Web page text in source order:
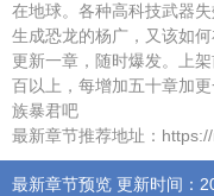
在地球。各种高科技武器
生成恐龙的杨广，又该如
更新一章，随时爆发。上
百以上，每增加五十章加
族暴君吧
最新章节推荐地址：
最新章节预览 更新时间：